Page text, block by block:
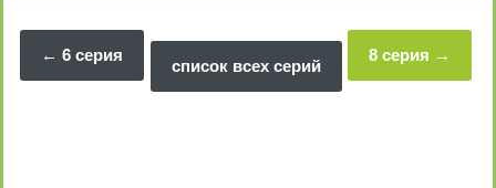
8 серия
6 серия
список всех серий